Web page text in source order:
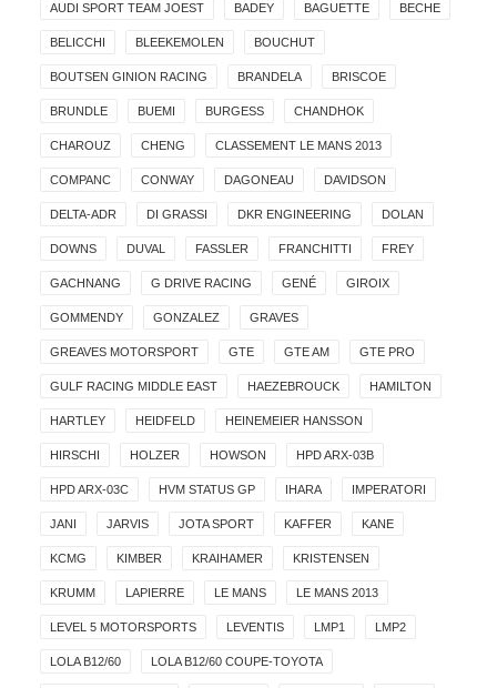
AUDI SPORT TEAM JOEST BADEY BAGUETTE BECHE
BELICCHI BLEEKEMOLEN BOUCHUT
BOUTSEN GINION RACING BRANDELA BRISCOE
BRUNDLE BUEMI BURGESS CHANDHOK
CHAROUZ CHENG CLASSEMENT LE MANS 2013
COMPANC CONWAY DAGONEAU DAVIDSON
DELTA-ADR DI GRASSI DKR ENGINEERING DOLAN
DOWNS DUVAL FASSLER FRANCHITTI FREY
GACHNANG G DRIVE RACING GENÉ GIROIX
GOMMENDY GONZALEZ GRAVES
GREAVES MOTORSPORT GTE GTE AM GTE PRO
GULF RACING MIDDLE EAST HAEZEBROUCK HAMILTON
HARTLEY HEIDFELD HEINEMEIER HANSSON
HIRSCHI HOLZER HOWSON HPD ARX-03B
HPD ARX-03C HVM STATUS GP IHARA IMPERATORI
JANI JARVIS JOTA SPORT KAFFER KANE
KCMG KIMBER KRAIHAMER KRISTENSEN
KRUMM LAPIERRE LE MANS LE MANS 2013
LEVEL 5 MOTORSPORTS LEVENTIS LMP1 LMP2
LOLA B12/60 LOLA B12/60 COUPE-TOYOTA